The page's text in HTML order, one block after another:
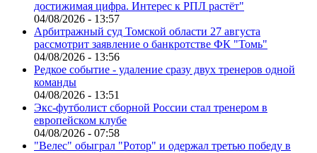
достижимая цифра. Интерес к РПЛ растёт"
04/08/2026 - 13:57
Арбитражный суд Томской области 27 августа
рассмотрит заявление о банкротстве ФК "Томь"
04/08/2026 - 13:56
Редкое событие - удаление сразу двух тренеров одной
команды
04/08/2026 - 13:51
Экс-футболист сборной России стал тренером в
европейском клубе
04/08/2026 - 07:58
"Велес" обыграл "Ротор" и одержал третью победу в